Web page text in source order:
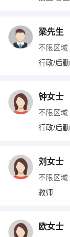
梁先生
不限区域
行政/后勤
钟女士
不限区域
行政/后勤
刘女士
不限区域
教师
欧女士